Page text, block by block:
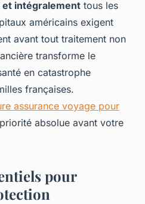
intégralement tous les
américains exigent
avant tout traitement non
transforme le
en catastrophe
françaises.
assurance voyage pour
absolue avant votre
pour